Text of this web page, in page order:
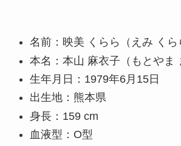
名前：映美 くらら（えみ くら
本名：本山 麻衣子（もとやま
生年月日：1979年6月15日
出生地：熊本県
身長：159 cm
血液型：O型